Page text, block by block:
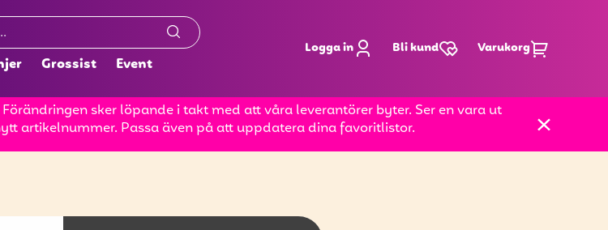
Grossist Event
Logga in Bli kund Varukorg
sker löpande i takt med att våra leverantörer byter. Ser en vara ut
artikelnummer. Passa även på att uppdatera dina favoritlistor.